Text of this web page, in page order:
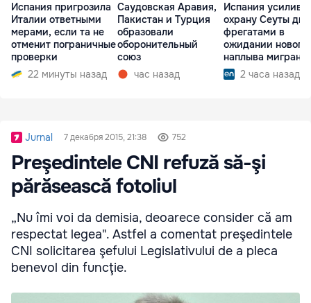
Испания пригрозила
Италии ответными
мерами, если та не
отменит пограничные
проверки
22 минуты назад
Саудовская Аравия,
Пакистан и Турция
образовали
оборонительный
союз
час назад
Испания
охрану Сеуты
фрегатами в
ожидании нового
наплыва
2 часа назад
Jurnal 7 декабря 2015, 21:38 752
Preşedintele CNI refuză să-şi
părăsească fotoliul
„Nu îmi voi da demisia, deoarece consider că am
respectat legea". Astfel a comentat preşedintele
CNI solicitarea şefului Legislativului de a pleca
benevol din funcţie.